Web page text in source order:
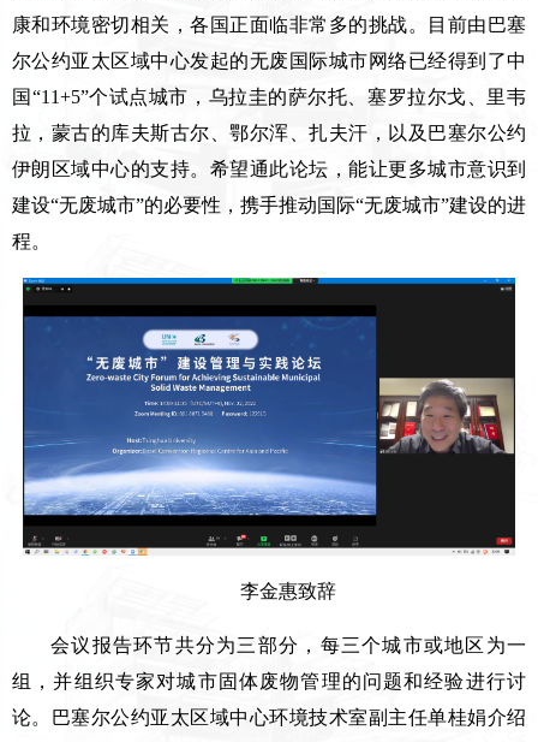
康和环境密切相关，各国正面临非常多的挑战。目前由巴塞
尔公约亚太区域中心发起的无废国际城市网络已经得到了中
国“11+5”个试点城市，乌拉圭的萨尔托、塞罗拉尔戈、里韦
拉，蒙古的库夫斯古尔、鄂尔浑、扎夫汗，以及巴塞尔公约
伊朗区域中心的支持。希望通此论坛，能让更多城市意识到
建设“无废城市”的必要性，携手推动国际“无废城市”建设的进
程。
李金惠致辞
会议报告环节共分为三部分，每三个城市或地区为一
组，并组织专家对城市固体废物管理的问题和经验进行讨
论。巴塞尔公约亚太区域中心环境技术室副主任单桂娟介绍